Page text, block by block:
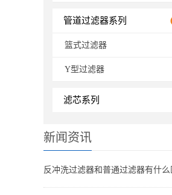
管道过滤器系列
篮式过滤器
Y型过滤器
滤芯系列
新闻资讯
反冲洗过滤器和普通过滤器有什么